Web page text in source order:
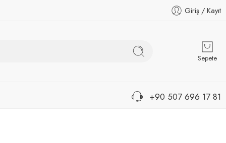
Giriş / Kayıt
Sepete
+90 507 696 17 81